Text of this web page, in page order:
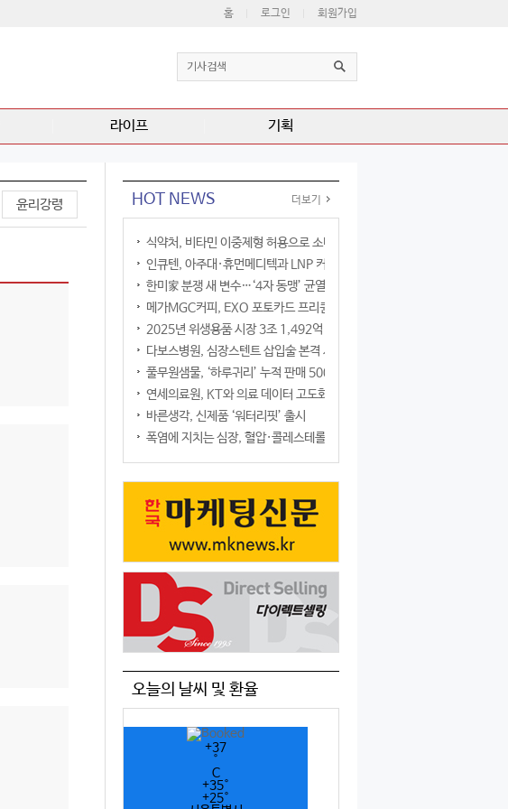
홈 로그인 회원가입
라이프 기획
윤리강령 HOT NEWS 더보기
식약처, 비타민 이중제형 허용으로 소비자 선택권 확대
인큐텐, 아주대·휴먼메디텍과 LNP 커큐민 공동연구
한미家 분쟁 새 변수…‘4자 동맹’ 균열 현실화
메가MGC커피, EXO 포토카드 프리퀀시 이벤트
2025년 위생용품 시장 3조 1,492억 원
다보스병원, 심장스텐트 삽입술 본격 시행
풀무원샘물, ‘하루귀리’ 누적 판매 500만 병 돌파
연세의료원, KT와 의료 데이터 고도화 협력
바른생각, 신제품 ‘워터리핏’ 출시
폭염에 지치는 심장, 혈압·콜레스테롤만 챙기면 될까?
오늘의 날씨 및 환율
+37
°
C
+35°
+25°